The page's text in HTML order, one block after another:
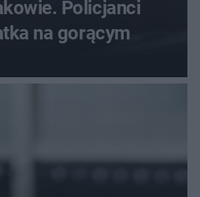
Policjanci
na gorącym